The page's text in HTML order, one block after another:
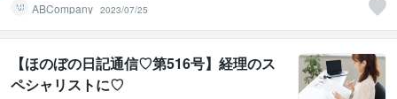
ABCompany 2023/07/25
【ほのぼの日記通信♡第516号】経理のス
ペシャリストに♡